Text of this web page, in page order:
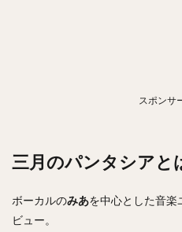
スポンサ
三月のパンタシアと
ボーカルのみあを中心とした音
ビュー。